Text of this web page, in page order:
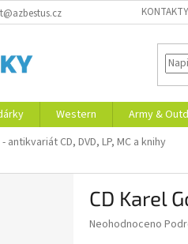
KONTAKTY
Western Army &
CD, DVD, LP, MC a knihy
CD Karel
Průměrné
Neohodnoceno